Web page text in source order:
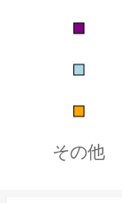
■
■
■
その他